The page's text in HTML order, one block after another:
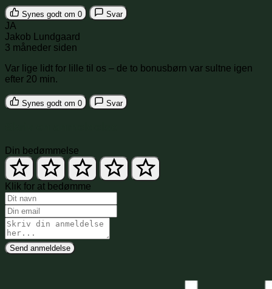
Synes godt om 0 Svar
JA
Jakob Lundgaard
3 måneder siden
Var lige lidt for lille til os – de to bonusbørn var sultne igen
efter 20 min.
Synes godt om 0 Svar
Din bedømmelse
Klik for at bedømme
Send anmeldelse